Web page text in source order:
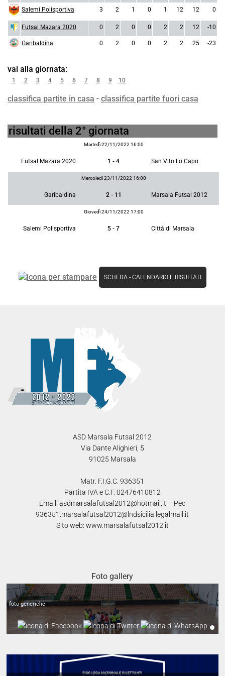
Salemi Polisportiva
3 2 1 0 1 12 12 0
Futsal Mazara 2020 0 2 0 0 2 2 12 -10
Garibaldina 0 2 0 0 2 2 25 -23
vai alla giornata:
1 2 3 4 5 6 7 8 9 10
classifica partite in casa - classifica partite fuori casa
risultati della 2° giornata
Martedì 22/11/2022 16:00
Futsal Mazara 2020 1 - 4 San Vito Lo Capo
Mercoledì 23/11/2022 16:00
Garibaldina 2 - 11 Marsala Futsal 2012
Giovedì 24/11/2022 17:00
Salemi Polisportiva 5 - 7 Città di Marsala
SCHEDA - CALENDARIO E RISULTATI
ASD Marsala Futsal 2012
Via Dante Alighieri, 5
91025 Marsala
Matr. F.I.G.C. 936351
Partita IVA e C.F. 02476410812
Email: asdmarsalafutsal2012@hotmail.it – Pec
936351.marsalafutsal2012@lndsicilia.legalmail.it
Sito web: www.marsalafutsal2012.it
Foto gallery
Alcuni scatti preparazione stag.2024-2025
foto generiche